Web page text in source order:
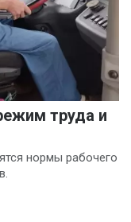
труда и
нормы рабочего